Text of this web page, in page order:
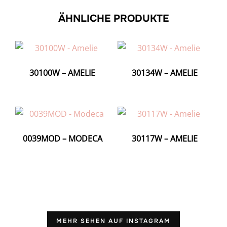
p
Li
k
ÄHNLICHE PRODUKTE
30100W – AMELIE 30134W – AMELIE
0039MOD – MODECA 30117W – AMELIE
MEHR SEHEN AUF INSTAGRAM